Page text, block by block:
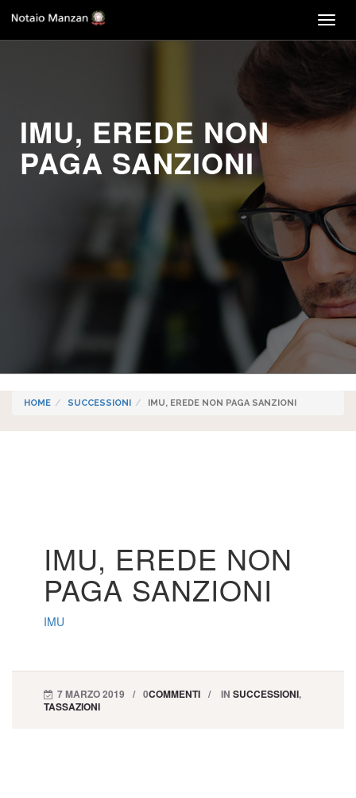
IMU, EREDE NON
PAGA SANZIONI
HOME SUCCESSIONI IMU, EREDE NON PAGA SANZIONI
IMU, EREDE NON
PAGA SANZIONI
IMU
7 MARZO 2019 0COMMENTI IN SUCCESSIONI,
TASSAZIONI